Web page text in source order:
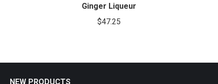
Ginger Liqueur
$47.25
NEW PRODUCTS